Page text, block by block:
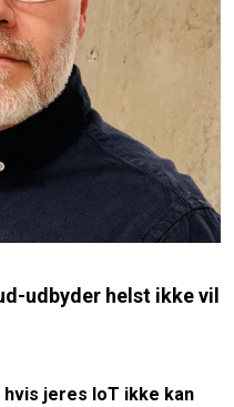
udbyder helst ikke vil
jeres IoT ikke kan